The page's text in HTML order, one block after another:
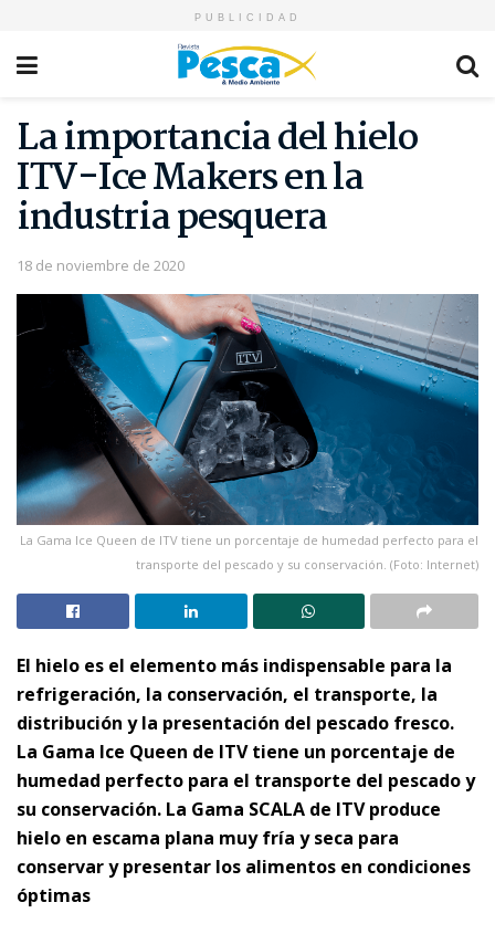
PUBLICIDAD
La importancia del hielo
ITV-Ice Makers en la
industria pesquera
18 de noviembre de 2020
La Gama Ice Queen de ITV tiene un porcentaje de humedad perfecto para el
transporte del pescado y su conservación. (Foto: Internet)
El hielo es el elemento más indispensable para la
refrigeración, la conservación, el transporte, la
distribución y la presentación del pescado fresco.
La Gama Ice Queen de ITV tiene un porcentaje de
humedad perfecto para el transporte del pescado y
su conservación. La Gama SCALA de ITV produce
hielo en escama plana muy fría y seca para
conservar y presentar los alimentos en condiciones
óptimas